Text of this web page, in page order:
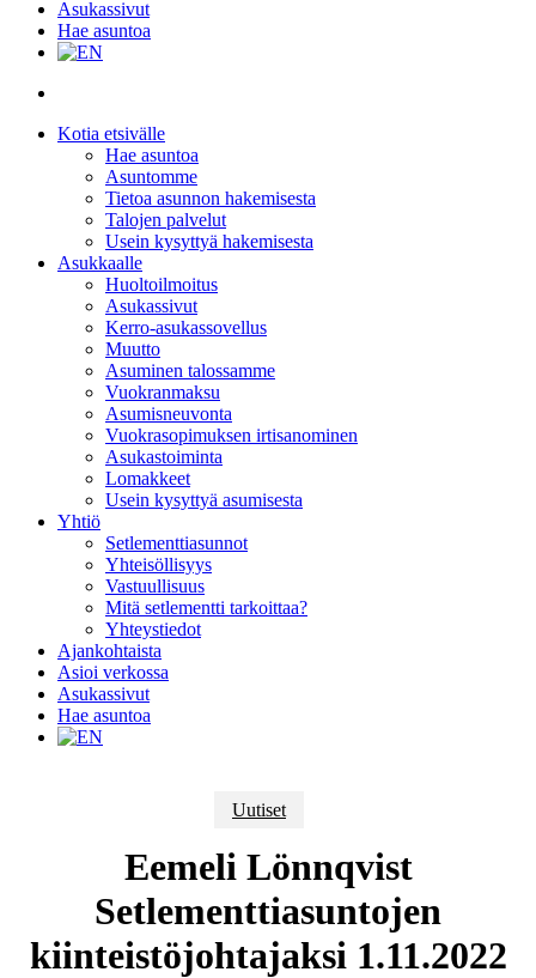
Asukassivut
Hae asuntoa
Kotia etsivälle
Hae asuntoa
Asuntomme
Tietoa asunnon hakemisesta
Talojen palvelut
Usein kysyttyä hakemisesta
Asukkaalle
Huoltoilmoitus
Asukassivut
Kerro-asukassovellus
Muutto
Asuminen talossamme
Vuokranmaksu
Asumisneuvonta
Vuokrasopimuksen irtisanominen
Asukastoiminta
Lomakkeet
Usein kysyttyä asumisesta
Yhtiö
Setlementtiasunnot
Yhteisöllisyys
Vastuullisuus
Mitä setlementti tarkoittaa?
Yhteystiedot
Ajankohtaista
Asioi verkossa
Asukassivut
Hae asuntoa
Uutiset
Eemeli Lönnqvist
Setlementtiasuntojen
kiinteistöjohtajaksi 1.11.2022